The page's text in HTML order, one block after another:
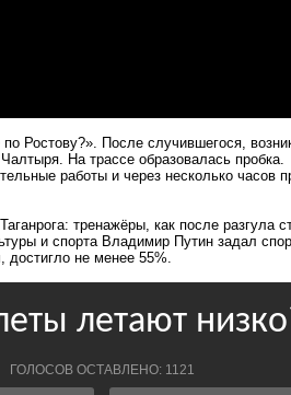
Ростову?». После случившегося,
На трассе образовалась пробка.
работы и через несколько часов
тренажёры, как после разгула
и спорта Владимир Путин задал
не менее 55%.